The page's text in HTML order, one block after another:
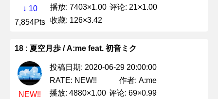
↓ 10
7,854Pts
播放: 7403×1.00 评论: 21×1.00
收藏: 126×3.42
18 : 夏空月歩 / A:me feat. 初音ミク
NEW!!
投稿日期: 2020-06-29 20:00:00
RATE: NEW!!
作者: A:me
播放: 4880×1.00 评论: 69×0.99